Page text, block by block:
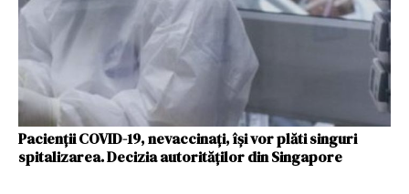
Pacienţii COVID-19, nevaccinaţi, îşi vor plăti singuri
spitalizarea. Decizia autorităților din Singapore